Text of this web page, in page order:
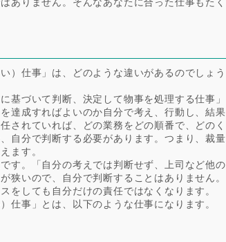
）仕事」は、どのような違いがあるのでしょう
基づいて判断、決定して物事を処理する仕事」
達成すればよいのか自分で考え、行動し、結果
されていれば、どの業務をどの順番で、どのく
自分で判断する必要があります。つまり、裁量
ます。
す。「自分の考えでは判断せず、上司など他の
狭いので、自分で判断することはありません。
をしても自分だけの責任ではなくなります。
仕事」とは、以下のような仕事になります。